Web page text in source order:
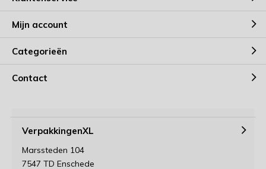
Mijn account
Categorieën
Contact
VerpakkingenXL
Marssteden 104
7547 TD Enschede